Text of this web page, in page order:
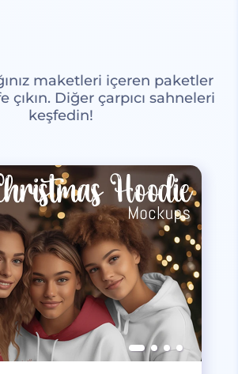
maketleri içeren paketler
çıkın. Diğer çarpıcı sahneleri
keşfedin!